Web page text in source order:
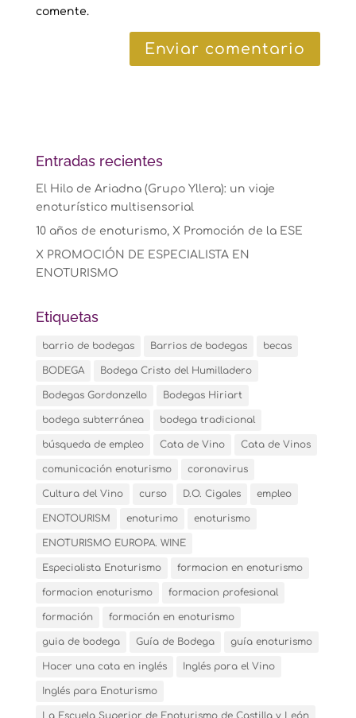
comente.
Entradas recientes
El Hilo de Ariadna (Grupo Yllera): un viaje
enoturístico multisensorial
10 años de enoturismo, X Promoción de la ESE
X PROMOCIÓN DE ESPECIALISTA EN
ENOTURISMO
Etiquetas
barrio de bodegas Barrios de bodegas becas
BODEGA Bodega Cristo del Humilladero
Bodegas Gordonzello Bodegas Hiriart
bodega subterránea bodega tradicional
búsqueda de empleo Cata de Vino Cata de Vinos
comunicación enoturismo coronavirus
Cultura del Vino curso D.O. Cigales empleo
ENOTOURISM enoturimo enoturismo
ENOTURISMO EUROPA. WINE
Especialista Enoturismo formacion en enoturismo
formacion enoturismo formacion profesional
formación formación en enoturismo
guia de bodega Guía de Bodega guía enoturismo
Hacer una cata en inglés Inglés para el Vino
Inglés para Enoturismo